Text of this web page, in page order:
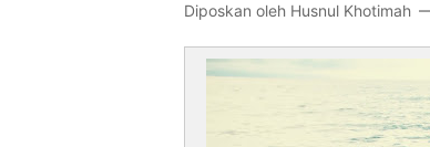
Diposkan oleh Husnul Khotimah